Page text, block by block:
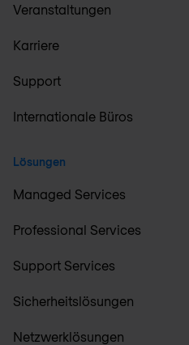
Veranstaltungen
Karriere
Support
Internationale Büros
Lösungen
Managed Services
Professional Services
Support Services
Sicherheitslösungen
Netzwerklösungen